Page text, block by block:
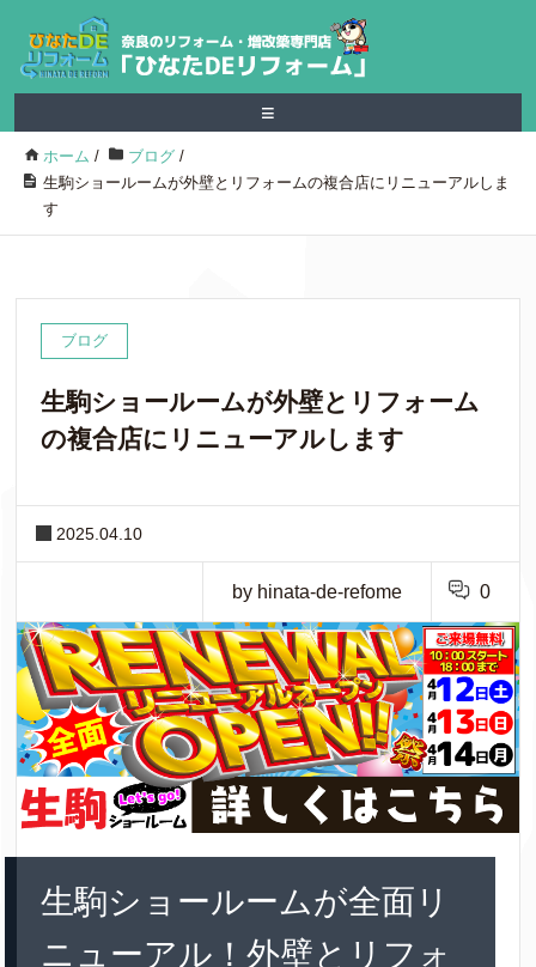
≡
ホーム / ブログ /
生駒ショールームが外壁とリフォームの複合店にリニューアルしま
す
ブログ
生駒ショールームが外壁とリフォーム
の複合店にリニューアルします
2025.04.10
by hinata-de-refome 0
生駒ショールームが全面リ
ニューアル！外壁とリフォ